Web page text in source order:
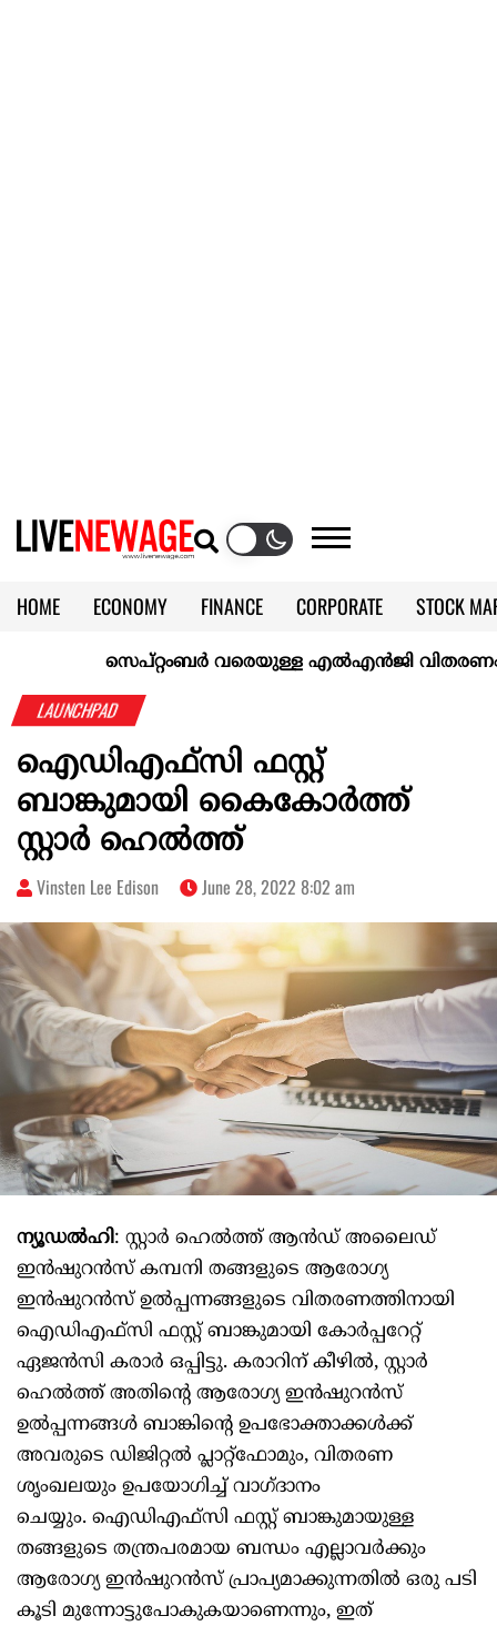
HOME ECONOMY FINANCE CORPORATE
STOCK
KERALA @70
സെപ്റ്റംബർ വരെയുള്ള എൽഎൻജി വിതരണം
LAUNCHPAD
ഐഡിഎഫ്‌സി ഫസ്റ്റ്
ബാങ്കുമായി കൈകോർത്ത്
സ്റ്റാർ ഹെൽത്ത്
Vinsten Lee Edison June 28, 2022 8:02 am
ന്യൂഡൽഹി: സ്റ്റാർ ഹെൽത്ത് ആൻഡ് അലൈഡ്
ഇൻഷുറൻസ് കമ്പനി തങ്ങളുടെ ആരോഗ്യ
ഇൻഷുറൻസ് ഉൽപ്പന്നങ്ങളുടെ വിതരണത്തിനായി
ഐഡിഎഫ്‌സി ഫസ്റ്റ് ബാങ്കുമായി കോർപ്പറേറ്റ്
ഏജൻസി കരാർ ഒപ്പിട്ടു. കരാറിന് കീഴിൽ, സ്റ്റാർ
ഹെൽത്ത് അതിന്റെ ആരോഗ്യ ഇൻഷുറൻസ്
ഉൽപ്പന്നങ്ങൾ ബാങ്കിന്റെ ഉപഭോക്താക്കൾക്ക്
അവരുടെ ഡിജിറ്റൽ പ്ലാറ്റ്‌ഫോമും, വിതരണ
ശൃംഖലയും ഉപയോഗിച്ച് വാഗ്ദാനം
ചെയ്യും. ഐഡിഎഫ്‌സി ഫസ്റ്റ് ബാങ്കുമായുള്ള
തങ്ങളുടെ തന്ത്രപരമായ ബന്ധം എല്ലാവർക്കും
ആരോഗ്യ ഇൻഷുറൻസ് പ്രാപ്യമാക്കുന്നതിൽ ഒരു പടി
കൂടി മുന്നോട്ടുപോകുകയാണെന്നും, ഇത്